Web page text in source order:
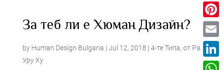
За теб ли е Хюман Дизайн?
by Human Design Bulgaria | Jul 12, 2018 | 4-те Типа, от Ра
Уру Ху
X
Email